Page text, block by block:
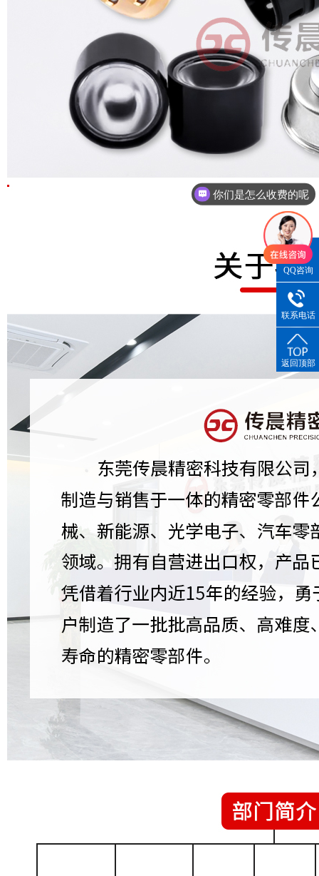
QQ咨询
联系电话
返回顶部
现在有优惠活动吗